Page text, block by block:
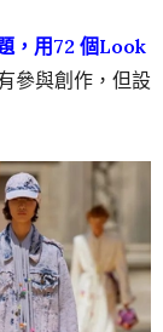
，用72 個Look
參與創作，但設